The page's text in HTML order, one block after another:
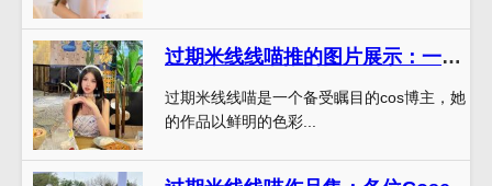
过期米线线喵推的图片展示：一场奇幻的视觉盛宴
过期米线线喵是一个备受瞩目的cos博主，她
的作品以鲜明的色彩...